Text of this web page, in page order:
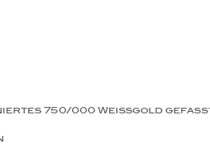
750/000 Weißgold